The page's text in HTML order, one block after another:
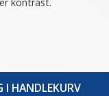
I HANDLEKURV